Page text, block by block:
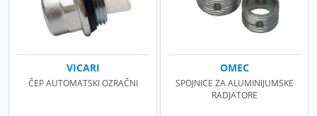
VICARI
ČEP AUTOMATSKI OZRAČNI
OMEC
SPOJNICE ZA ALUMINIJUMSKE
RADJATORE